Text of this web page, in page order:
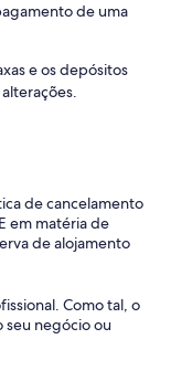
de uma
e os depósitos
de cancelamento
em matéria de
de alojamento
Como tal, o
negócio ou